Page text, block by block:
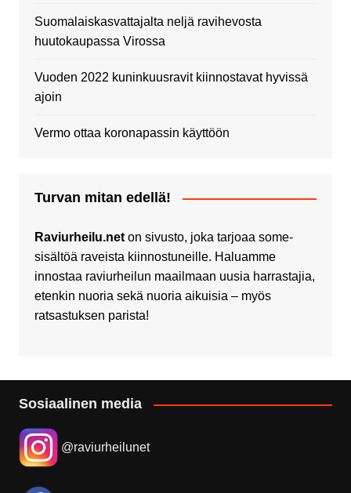
Suomalaiskasvattajalta neljä ravihevosta
huutokaupassa Virossa
Vuoden 2022 kuninkuusravit kiinnostavat hyvissä
ajoin
Vermo ottaa koronapassin käyttöön
Turvan mitan edellä!
Raviurheilu.neton sivusto, joka tarjoaa some-
sisältöä raveista kiinnostuneille. Haluamme
innostaa raviurheilun maailmaan uusia harrastajia,
etenkin nuoria sekä nuoria aikuisia – myös
ratsastuksen parista!
Sosiaalinen media
@raviurheilunet